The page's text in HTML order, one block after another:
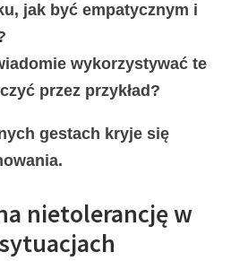
jak być empatycznym i
wykorzystywać te
przez przykład?
gestach kryje się
nietolerancję w